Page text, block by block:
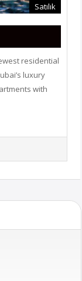
Satılık
residential
luxury
with